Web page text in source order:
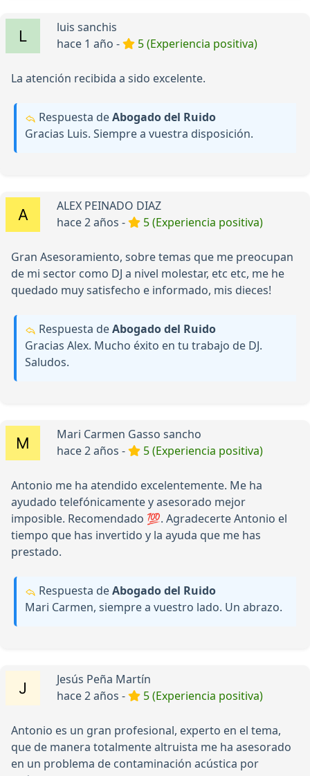
luis sanchis
hace 1 año -
5 (Experiencia positiva)
La atención recibida a sido excelente.
Respuesta deAbogado del Ruido
Gracias Luis. Siempre a vuestra disposición.
ALEX PEINADO DIAZ
hace 2 años -
5 (Experiencia positiva)
Gran Asesoramiento, sobre temas que me preocupan
de mi sector como DJ a nivel molestar, etc etc, me he
quedado muy satisfecho e informado, mis dieces!
Respuesta deAbogado del Ruido
Gracias Alex. Mucho éxito en tu trabajo de DJ.
Saludos.
Mari Carmen Gasso sancho
hace 2 años -
5 (Experiencia positiva)
Antonio me ha atendido excelentemente. Me ha
ayudado telefónicamente y asesorado mejor
imposible. Recomendado 💯. Agradecerte Antonio el
tiempo que has invertido y la ayuda que me has
prestado.
Respuesta deAbogado del Ruido
Mari Carmen, siempre a vuestro lado. Un abrazo.
Jesús Peña Martín
hace 2 años -
5 (Experiencia positiva)
Antonio es un gran profesional, experto en el tema,
que de manera totalmente altruista me ha asesorado
en un problema de contaminación acústica por